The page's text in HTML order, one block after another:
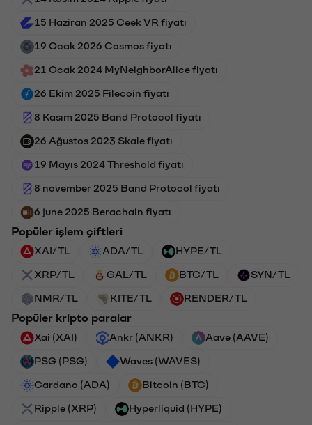
15 Haziran 2025 Ceek VR fiyatı
19 Ocak 2026 Cosmos fiyatı
21 Ocak 2024 MyNeighborAlice fiyatı
26 Ekim 2025 Filecoin fiyatı
8 Kasım 2025 Band Protocol fiyatı
26 Ağustos 2023 Skale fiyatı
19 Mayıs 2024 Threshold fiyatı
8 november 2025 Band Protocol fiyatı
6 june 2025 Berachain fiyatı
Popüler işlem çiftleri
XAI/TL ADA/TL HYPE/TL
XRP/TL GAL/TL BTC/TL SYN/TL
NMR/TL KITE/TL RENDER/TL
Popüler kripto paralar
Xai (XAI) Ankr (ANKR) Aave (AAVE)
PSG (PSG) Waves (WAVES)
Cardano (ADA) Bitcoin (BTC)
Ripple (XRP) Hyperliquid (HYPE)